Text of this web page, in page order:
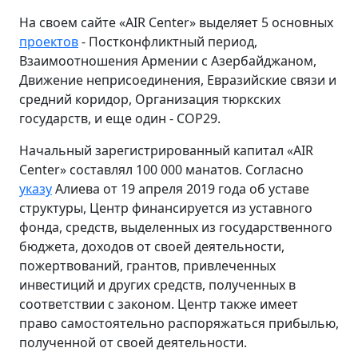
На своем сайте «AIR Center» выделяет 5 основных
проектов- Постконфликтный период,
Взаимоотношения Армении с Азербайджаном,
Движение неприсоединения, Евразийские связи и
средний коридор, Организация тюркских
государств, и еще один - COP29.
Начальный зарегистрированный капитал «AIR
Center» составлял 100 000 манатов. Согласно
указуАлиева от 19 апреля 2019 года об уставе
структуры, Центр финансируется из уставного
фонда, средств, выделенных из государственного
бюджета, доходов от своей деятельности,
пожертвований, грантов, привлеченных
инвестиций и других средств, полученных в
соответствии с законом. Центр также имеет
право самостоятельно распоряжаться прибылью,
полученной от своей деятельности.